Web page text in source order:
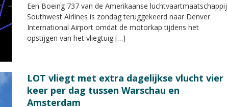
Een Boeing 737 van de Amerikaanse luchtvaartmaatschappij
Southwest Airlines is zondag teruggekeerd naar Denver
International Airport omdat de motorkap tijdens het
opstijgen van het vliegtuig […]
LOT vliegt met extra dagelijkse vlucht vier
keer per dag tussen Warschau en
Amsterdam